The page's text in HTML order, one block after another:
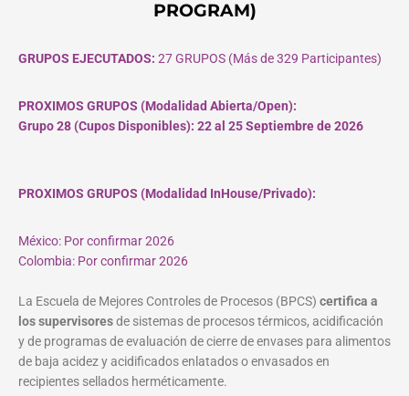
PROGRAM)
GRUPOS EJECUTADOS: 27 GRUPOS (Más de 329 Participantes)
PROXIMOS GRUPOS (Modalidad Abierta/Open):
Grupo 28 (Cupos Disponibles): 22 al 25 Septiembre de 2026
PROXIMOS GRUPOS (Modalidad InHouse/Privado):
México: Por confirmar 2026
Colombia: Por confirmar 2026
La Escuela de Mejores Controles de Procesos (BPCS) certifica a
los supervisoresde sistemas de procesos térmicos, acidificación
y de programas de evaluación de cierre de envases para alimentos
de baja acidez y acidificados enlatados o envasados en
recipientes sellados herméticamente.